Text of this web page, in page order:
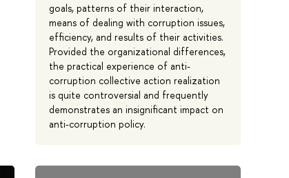
goals, patterns of their interaction,
means of dealing with corruption issues,
efficiency, and results of their activities.
Provided the organizational differences,
the practical experience of anti-
corruption collective action realization
is quite controversial and frequently
demonstrates an insignificant impact on
anti-corruption policy.